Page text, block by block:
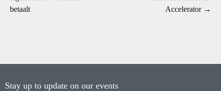
betaalt
Accelerator →
Stay up to update on our events